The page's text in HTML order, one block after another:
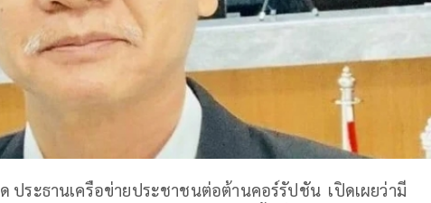
ประธานเครือข่ายประชาชนต่อต้านคอร์รัปชัน เปิดเผยว่ามี